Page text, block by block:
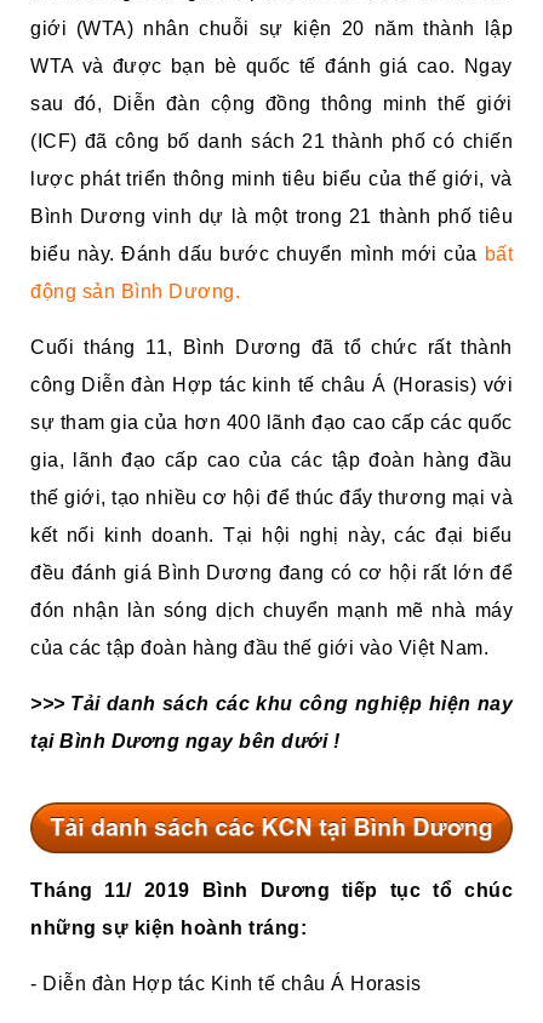
giới (WTA) nhân chuỗi sự kiện 20 năm thành lập
WTA và được bạn bè quốc tế đánh giá cao. Ngay
sau đó, Diễn đàn cộng đồng thông minh thế giới
(ICF) đã công bố danh sách 21 thành phố có chiến
lược phát triển thông minh tiêu biểu của thế giới, và
Bình Dương vinh dự là một trong 21 thành phố tiêu
biểu này. Đánh dấu bước chuyển mình mới của bất
động sản Bình Dương.
Cuối tháng 11, Bình Dương đã tổ chức rất thành
công Diễn đàn Hợp tác kinh tế châu Á (Horasis) với
sự tham gia của hơn 400 lãnh đạo cao cấp các quốc
gia, lãnh đạo cấp cao của các tập đoàn hàng đầu
thế giới, tạo nhiều cơ hội để thúc đẩy thương mại và
kết nối kinh doanh. Tại hội nghị này, các đại biểu
đều đánh giá Bình Dương đang có cơ hội rất lớn để
đón nhận làn sóng dịch chuyển mạnh mẽ nhà máy
của các tập đoàn hàng đầu thế giới vào Việt Nam.
>>> Tải danh sách các khu công nghiệp hiện nay
tại Bình Dương ngay bên dưới !
Tháng 11/ 2019 Bình Dương tiếp tục tổ chúc
những sự kiện hoành tráng:
- Diễn đàn Hợp tác Kinh tế châu Á Horasis